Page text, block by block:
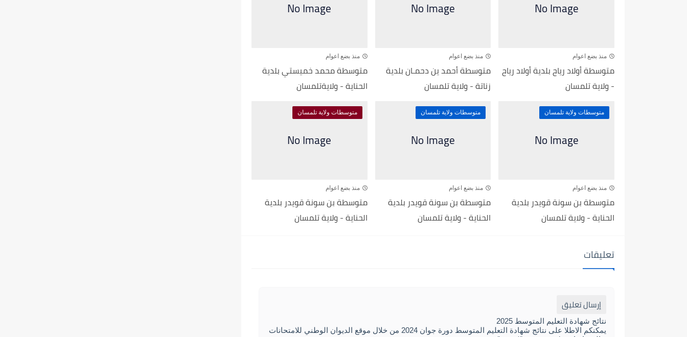
منذ بضع اعوام
متوسطة أولاد رياح بلدية أولاد رياح
- ولاية تلمسان
منذ بضع اعوام
متوسطة أحمد ين دحمـان بلدية
زناتة - ولاية تلمسان
منذ بضع اعوام
متوسطة محمد خميستي بلدية
الحناية - ولايةتلمسان
متوسطات ولاية تلمسان
منذ بضع اعوام
متوسطة بن سونة قويدر بلدية
الحناية - ولاية تلمسان
متوسطات ولاية تلمسان
منذ بضع اعوام
متوسطة بن سونة قويدر بلدية
الحناية - ولاية تلمسان
متوسطات ولاية تلمسان
منذ بضع اعوام
متوسطة بن سونة قويدر بلدية
الحناية - ولاية تلمسان
تعليقات
إرسال تعليق
نتائج شهادة التعليم المتوسط 2025
يمكنكم الاطلا على نتائج شهادة التعليم المتوسط دورة جوان 2024 من خلال موقع الديوان الوطني للامتحانات